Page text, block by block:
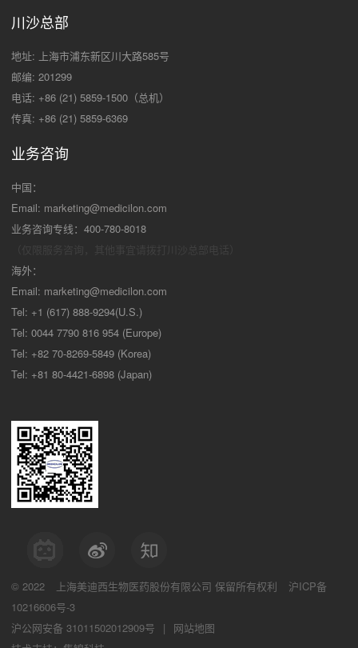
川沙总部
地址: 上海市浦东新区川大路585号
邮编: 201299
电话: +86 (21) 5859-1500（总机）
传真: +86 (21) 5859-6369
业务咨询
中国：
Email: marketing@medicilon.com
业务咨询专线：400-780-8018
海外：
Email: marketing@medicilon.com
Tel: +1 (617) 888-9294(U.S.)
Tel: 0044 7790 816 954 (Europe)
Tel: +82 70-8269-5849 (Korea)
Tel: +81 80-4421-6898 (Japan)
© 2022 上海美迪西生物医药股份有限公司 保留所有权利
沪ICP备
10216606号-3
沪公网安备 31011502012909号
|
网站地图